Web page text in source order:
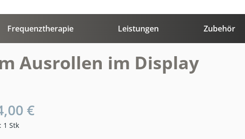
Frequenztherapie Leistungen Zubehör
Ausrollen im Display
€
1 Stk